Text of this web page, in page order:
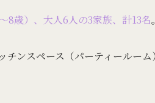
8歳）、大人6人の3家族、計13名。
ンスペース（パーティールーム